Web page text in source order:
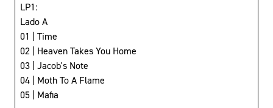
LP1:
Lado A
01 | Time
02 | Heaven Takes You Home
03 | Jacob's Note
04 | Moth To A Flame
05 | Mafia